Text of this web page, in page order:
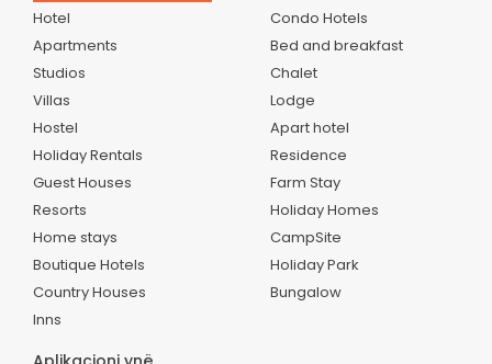
Hotel
Apartments
Studios
Villas
Hostel
Holiday Rentals
Guest Houses
Resorts
Home stays
Boutique Hotels
Country Houses
Inns
Condo Hotels
Bed and breakfast
Chalet
Lodge
Apart hotel
Residence
Farm Stay
Holiday Homes
CampSite
Holiday Park
Bungalow